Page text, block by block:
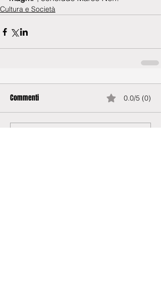
Cultura e Società
Commenti 0.0/5 (0)